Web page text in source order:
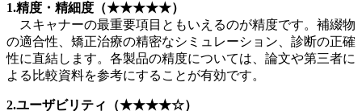
1.精度・精細度（★★★★★）
スキャナーの最重要項目ともいえるのが精度です。補綴物
の適合性、矯正治療の精密なシミュレーション、診断の正確
性に直結します。各製品の精度については、論文や第三者に
よる比較資料を参考にすることが有効です。
2.ユーザビリティ（★★★★☆）